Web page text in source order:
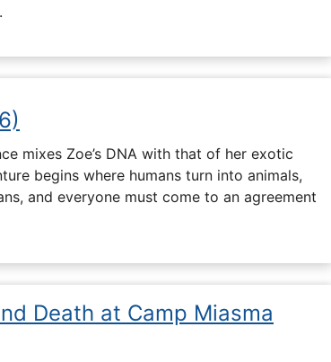
mixes Zoe’s DNA with that of her exotic
begins where humans turn into animals,
and everyone must come to an agreement
Death at Camp Miasma